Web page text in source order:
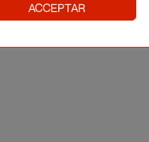
ACCEPTAR